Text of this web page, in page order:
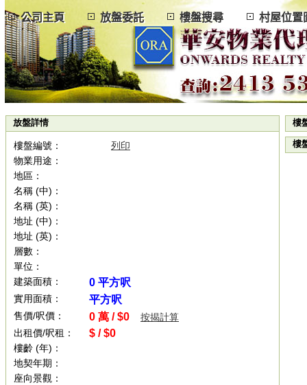
公司主頁 放盤委託 樓盤搜尋 村屋位
放盤詳情
樓盤編號：
列印
物業用途：
地區：
名稱 (中)：
名稱 (英)：
地址 (中)：
地址 (英)：
層數：
單位：
建築面積：
0 平方呎
實用面積： 平方呎
售價/呎價： 0 萬 / $0
按揭計算
出租價/呎租：
$ / $0
樓齡 (年)：
地契年期：
座向景觀：
樓
樓